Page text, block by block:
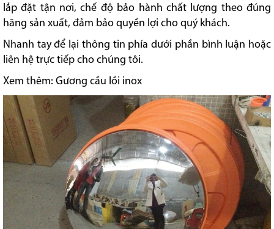
lắp đặt tận nơi, chế độ bảo hành chất lượng theo đúng
hãng sản xuất, đảm bảo quyền lợi cho quý khách.
Nhanh tay để lại thông tin phía dưới phần bình luận hoặc
liên hệ trực tiếp cho chúng tôi.
Xem thêm: Gương cầu lồi inox